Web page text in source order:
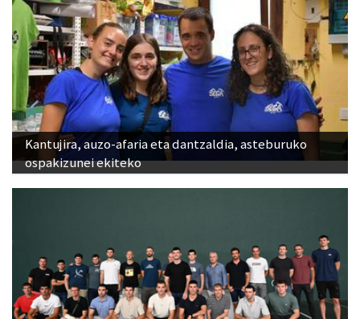
Kantujira, auzo-afaria eta dantzaldia, asteburuko
ospakizunei ekiteko